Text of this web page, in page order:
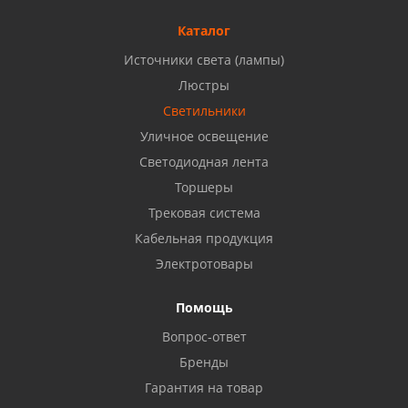
Бузулук, ул. Октябрьская, 24
Балаково, ул. Комарова, 55
Октябрьский, ул. Свердлова, 28
Азнакаево, ул. Булгар, 2. ТЦ "Акчарлак"
Стерлитамак, ул. Вокзальная, 13
Каталог
Источники света (лампы)
Люстры
Светильники
Уличное освещение
Светодиодная лента
Торшеры
Трековая система
Кабельная продукция
Электротовары
Помощь
Вопрос-ответ
Бренды
Гарантия на товар